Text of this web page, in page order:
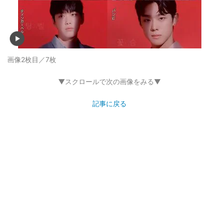
画像2枚目／7枚
▼スクロールで次の画像をみる▼
記事に戻る